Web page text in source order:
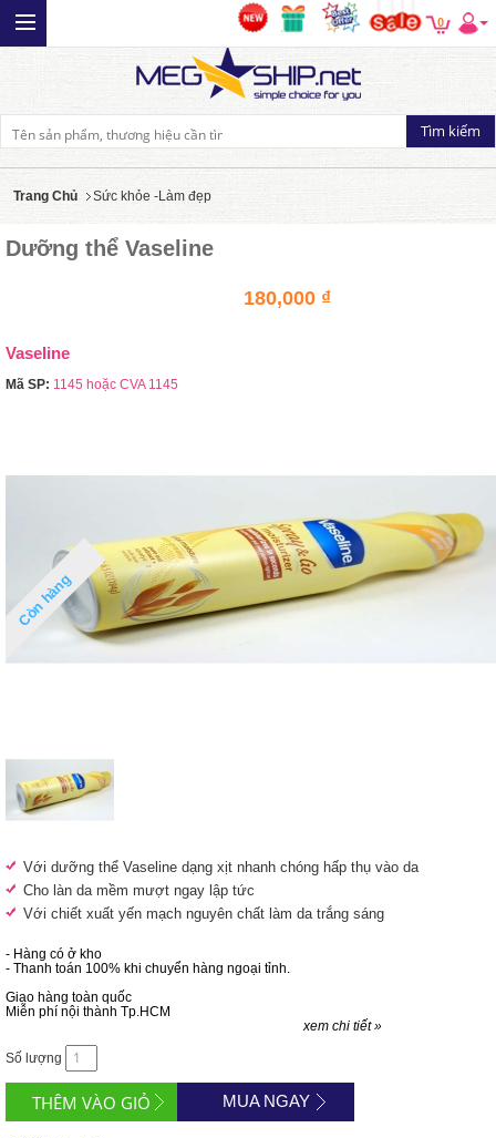
0
Trang Chủ Sức khỏe -Làm đẹp
Dưỡng thể Vaseline
180,000 ₫
Vaseline
Mã SP: 1145 hoặc CVA 1145
Còn hàng
Với dưỡng thể Vaseline dạng xịt nhanh chóng hấp thụ vào da
Cho làn da mềm mượt ngay lập tức
Với chiết xuất yến mạch nguyên chất làm da trắng sáng
- Hàng có ở kho
- Thanh toán 100% khi chuyển hàng ngoại tỉnh.
Giao hàng toàn quốc
Miễn phí nội thành Tp.HCM
xem chi tiết »
Số lượng
MUA NGAY